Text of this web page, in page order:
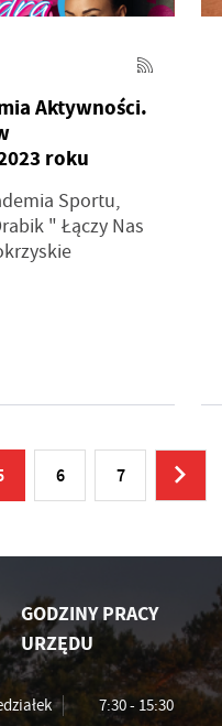
Aktywności.
roku
Sportu,
" Łączy Nas
6 7
GODZINY PRACY
URZĘDU
7:30 - 15:30
witryny
ofert,